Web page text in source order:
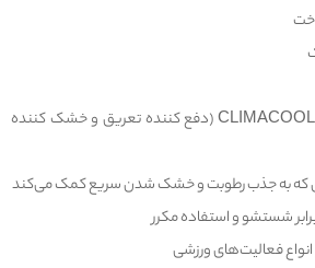
✅️ ساخته شده با تکنولوژی CLIMACOOL (دفع کننده تعریق و خشک کننده
که به جذب رطوبت و خشک شدن سریع کمک می‌کند
شستشو و استفاده مکرر
فعالیت‌های ورزشی